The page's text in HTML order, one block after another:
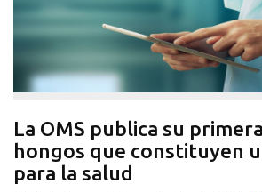
La OMS publica su
hongos que constituyen
para la salud